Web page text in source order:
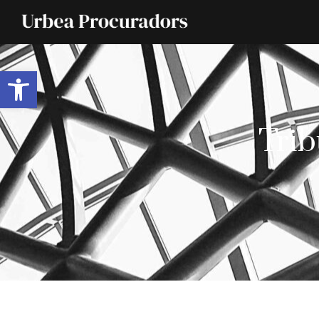
Abrir barra de herramientas